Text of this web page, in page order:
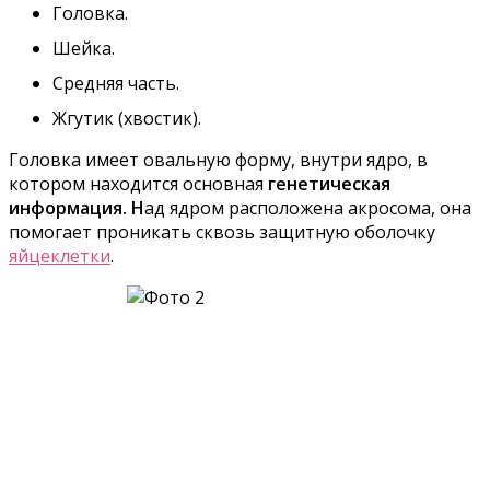
Головка.
Шейка.
Средняя часть.
Жгутик (хвостик).
Головка имеет овальную форму, внутри ядро, в
котором находится основная генетическая
информация. Над ядром расположена акросома, она
помогает проникать сквозь защитную оболочку
яйцеклетки.